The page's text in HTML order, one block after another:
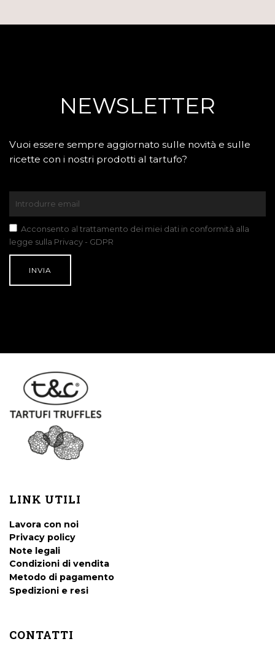
NEWSLETTER
Vuoi essere sempre aggiornato sulle novità e sulle
ricette con i nostri prodotti al tartufo?
Acconsento al trattamento dei miei dati in conformità alla
legge sulla Privacy - GDPR
LINK UTILI
Lavora con noi
Privacy policy
Note legali
Condizioni di vendita
Metodo di pagamento
Spedizioni e resi
CONTATTI